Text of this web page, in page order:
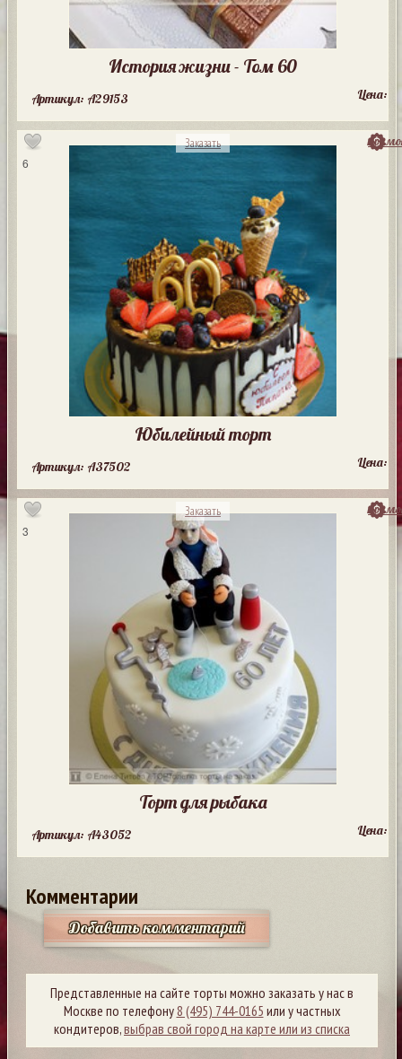
История жизни - Том 60
Артикул: A29153 Цена:
6
Заказать
Юбилейный торт
Артикул: A37502 Цена:
3
Заказать
Торт для рыбака
Артикул: A43052 Цена:
Комментарии
Добавить комментарий
Представленные на сайте торты можно заказать у нас в
Москве по телефону8 (495) 744-0165 или у частных
кондитеров,выбрав свой город на карте или из списка